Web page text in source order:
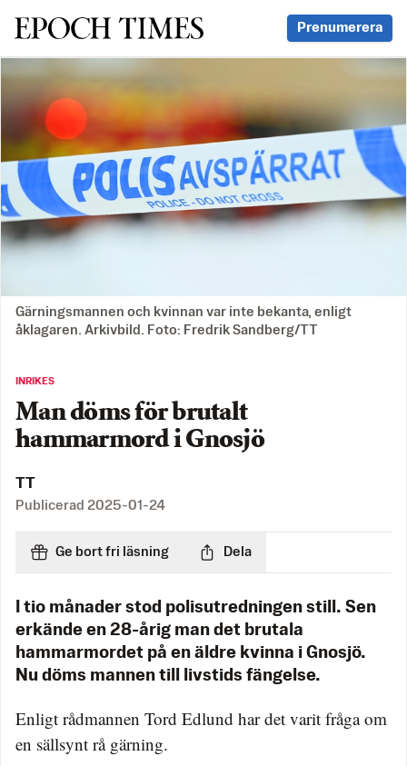
Svenska Epoch Times Prenumerera
Gärningsmannen och kvinnan var inte bekanta, enligt
åklagaren. Arkivbild. Foto: Fredrik Sandberg/TT
INRIKES
Man döms för brutalt
hammarmord i Gnosjö
TT
Publicerad 2025-01-24
Ge bort fri läsning Dela
I tio månader stod polisutredningen still. Sen
erkände en 28-årig man det brutala
hammarmordet på en äldre kvinna i Gnosjö.
Nu döms mannen till livstids fängelse.
Enligt rådmannen Tord Edlund har det varit fråga om
en sällsynt rå gärning.